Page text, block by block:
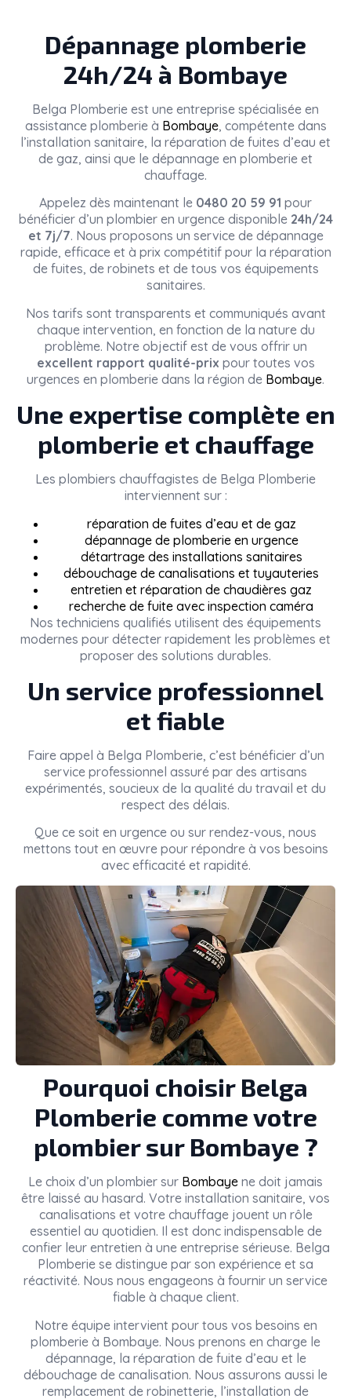
Dépannage plomberie
24h/24 à Bombaye
Belga Plomberie est une entreprise spécialisée en
assistance plomberie à Bombaye, compétente dans
l’installation sanitaire, la réparation de fuites d’eau et
de gaz, ainsi que le dépannage en plomberie et
chauffage.
Appelez dès maintenant le 0480 20 59 91 pour
bénéficier d’un plombier en urgence disponible 24h/24
et 7j/7. Nous proposons un service de dépannage
rapide, efficace et à prix compétitif pour la réparation
de fuites, de robinets et de tous vos équipements
sanitaires.
Nos tarifs sont transparents et communiqués avant
chaque intervention, en fonction de la nature du
problème. Notre objectif est de vous offrir un
excellent rapport qualité-prix pour toutes vos
urgences en plomberie dans la région de Bombaye.
Une expertise complète en
plomberie et chauffage
Les plombiers chauffagistes de Belga Plomberie
interviennent sur :
réparation de fuites d’eau et de gaz
dépannage de plomberie en urgence
détartrage des installations sanitaires
débouchage de canalisations et tuyauteries
entretien et réparation de chaudières gaz
recherche de fuite avec inspection caméra
Nos techniciens qualifiés utilisent des équipements
modernes pour détecter rapidement les problèmes et
proposer des solutions durables.
Un service professionnel
et fiable
Faire appel à Belga Plomberie, c’est bénéficier d’un
service professionnel assuré par des artisans
expérimentés, soucieux de la qualité du travail et du
respect des délais.
Que ce soit en urgence ou sur rendez-vous, nous
mettons tout en œuvre pour répondre à vos besoins
avec efficacité et rapidité.
Pourquoi choisir Belga
Plomberie comme votre
plombier sur Bombaye ?
Le choix d’un plombier sur Bombaye ne doit jamais
être laissé au hasard. Votre installation sanitaire, vos
canalisations et votre chauffage jouent un rôle
essentiel au quotidien. Il est donc indispensable de
confier leur entretien à une entreprise sérieuse. Belga
Plomberie se distingue par son expérience et sa
réactivité. Nous nous engageons à fournir un service
fiable à chaque client.
Notre équipe intervient pour tous vos besoins en
plomberie à Bombaye. Nous prenons en charge le
dépannage, la réparation de fuite d’eau et le
débouchage de canalisation. Nous assurons aussi le
remplacement de robinetterie, l’installation de